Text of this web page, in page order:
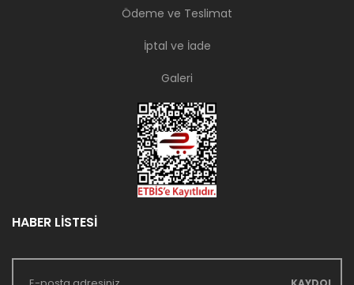
Ödeme ve Teslimat
İptal ve İade
Galeri
HABER LİSTESİ